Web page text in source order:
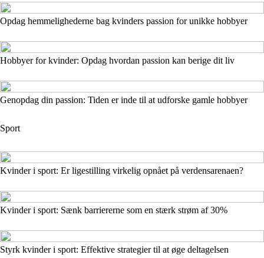
Opdag hemmelighederne bag kvinders passion for unikke hobbyer
Hobbyer for kvinder: Opdag hvordan passion kan berige dit liv
Genopdag din passion: Tiden er inde til at udforske gamle hobbyer
Sport
Kvinder i sport: Er ligestilling virkelig opnået på verdensarenaen?
Kvinder i sport: Sænk barriererne som en stærk strøm af 30%
Styrk kvinder i sport: Effektive strategier til at øge deltagelsen